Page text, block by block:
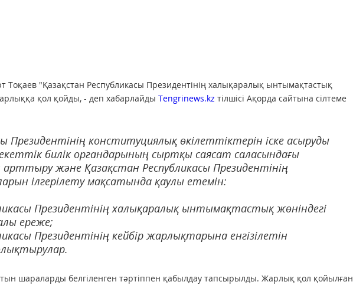
"Қазақстан Республикасы Президентінің халықаралық ынтымақтастық
қол қойды, - деп хабарлайды Tengrinews.kz тілшісі Ақорда сайтына сілтеме
Президентінің конституциялық өкілеттіктерін іске асыруды
билік органдарының сыртқы саясат саласындағы
арттыру және Қазақстан Республикасы Президентінің
ілгерілету мақсатында қаулы етемін:
Президентiнiң халықаралық ынтымақтастық жөніндегі
ереже;
Президентінің кейбір жарлықтарына енгізілетін
шараларды белгіленген тәртіппен қабылдау тапсырылды. Жарлық қол қойылған